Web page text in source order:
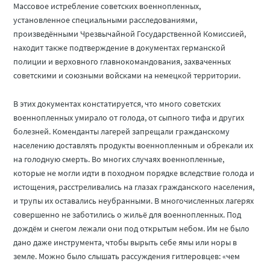
Массовое истребление советских военнопленных,
установленное специальными расследованиями,
произведёнными Чрезвычайной Государственной Комиссией,
находит также подтверждение в документах германской
полиции и верховного главнокомандования, захваченных
советскими и союзными войсками на немецкой территории.
В этих документах констатируется, что много советских
военнопленных умирало от голода, от сыпного тифа и других
болезней. Коменданты лагерей запрещали гражданскому
населению доставлять продукты военнопленным и обрекали их
на голодную смерть. Во многих случаях военнопленные,
которые не могли идти в походном порядке вследствие голода и
истощения, расстреливались на глазах гражданского населения,
и трупы их оставались неубранными. В многочисленных лагерях
совершенно не заботились о жильё для военнопленных. Под
дождём и снегом лежали они под открытым небом. Им не было
дано даже инструмента, чтобы вырыть себе ямы или норы в
земле. Можно было слышать рассуждения гитлеровцев: «чем